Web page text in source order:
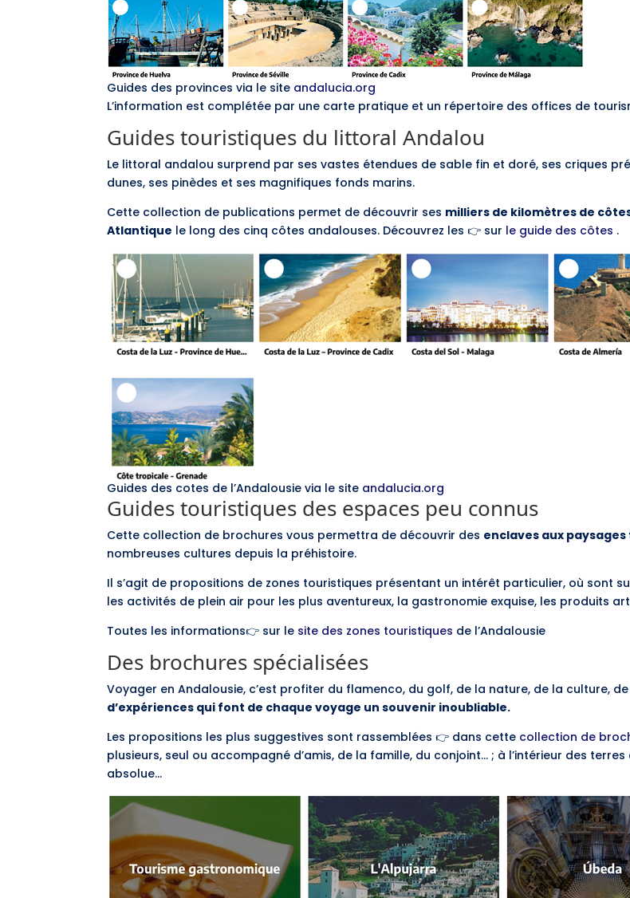
Guides des provinces via le site andalucia.org
L’information est complétée par une carte pratique et un répertoire des offices de
Guides touristiques du littoral Andalou
Le littoral andalou surprend par ses vastes étendues de sable fin et doré, ses criques
dunes, ses pinèdes et ses magnifiques fonds marins.
Cette collection de publications permet de découvrir ses milliers de kilomètres de
Atlantique le long des cinq côtes andalouses. Découvrez les 👉 sur le guide des côtes .
Guides des cotes de l’Andalousie via le site andalucia.org
Guides touristiques des espaces peu connus
Cette collection de brochures vous permettra de découvrir des enclaves aux
nombreuses cultures depuis la préhistoire.
Il s’agit de propositions de zones touristiques présentant un intérêt particulier, où sont
les activités de plein air pour les plus aventureux, la gastronomie exquise, les produits
Toutes les informations👉 sur le site des zones touristiques de l’Andalousie
Des brochures spécialisées
Voyager en Andalousie, c’est profiter du flamenco, du golf, de la nature, de la culture,
d’expériences qui font de chaque voyage un souvenir inoubliable.
Les propositions les plus suggestives sont rassemblées 👉 dans cette collection de
plusieurs, seul ou accompagné d’amis, de la famille, du conjoint… ; à l’intérieur des
absolue…